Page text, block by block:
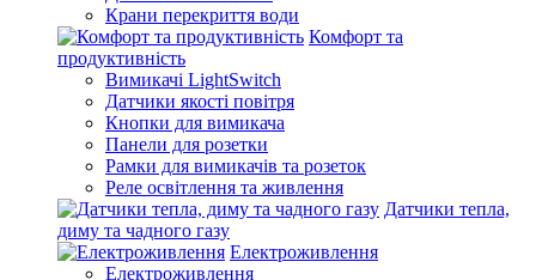
Крани перекриття води
Комфорт та
продуктивність
Вимикачі LightSwitch
Датчики якості повітря
Кнопки для вимикача
Панели для розетки
Рамки для вимикачів та розеток
Реле освітлення та живлення
Датчики тепла,
диму та чадного газу
Електроживлення
Електроживлення